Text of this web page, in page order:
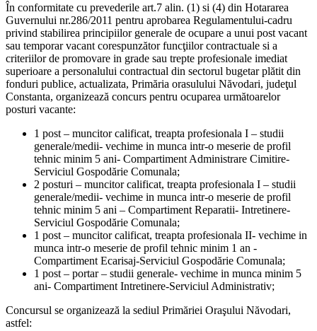
În conformitate cu prevederile art.7 alin. (1) si (4) din Hotararea
Guvernului nr.286/2011 pentru aprobarea Regulamentului-cadru
privind stabilirea principiilor generale de ocupare a unui post vacant
sau temporar vacant corespunzător funcţiilor contractuale si a
criteriilor de promovare in grade sau trepte profesionale imediat
superioare a personalului contractual din sectorul bugetar plătit din
fonduri publice, actualizata, Primăria orasulului Năvodari, judeţul
Constanta, organizează concurs pentru ocuparea următoarelor
posturi vacante:
1 post – muncitor calificat, treapta profesionala I – studii
generale/medii- vechime in munca intr-o meserie de profil
tehnic minim 5 ani- Compartiment Administrare Cimitire-
Serviciul Gospodărie Comunala;
2 posturi – muncitor calificat, treapta profesionala I – studii
generale/medii- vechime in munca intr-o meserie de profil
tehnic minim 5 ani – Compartiment Reparatii- Intretinere-
Serviciul Gospodărie Comunala;
1 post – muncitor calificat, treapta profesionala II- vechime in
munca intr-o meserie de profil tehnic minim 1 an -
Compartiment Ecarisaj-Serviciul Gospodărie Comunala;
1 post – portar – studii generale- vechime in munca minim 5
ani- Compartiment Intretinere-Serviciul Administrativ;
Concursul se organizează la sediul Primăriei Oraşului Năvodari,
astfel: